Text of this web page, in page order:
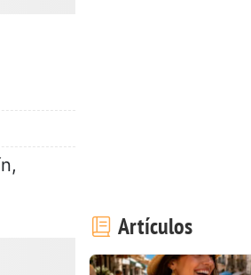
Artículos